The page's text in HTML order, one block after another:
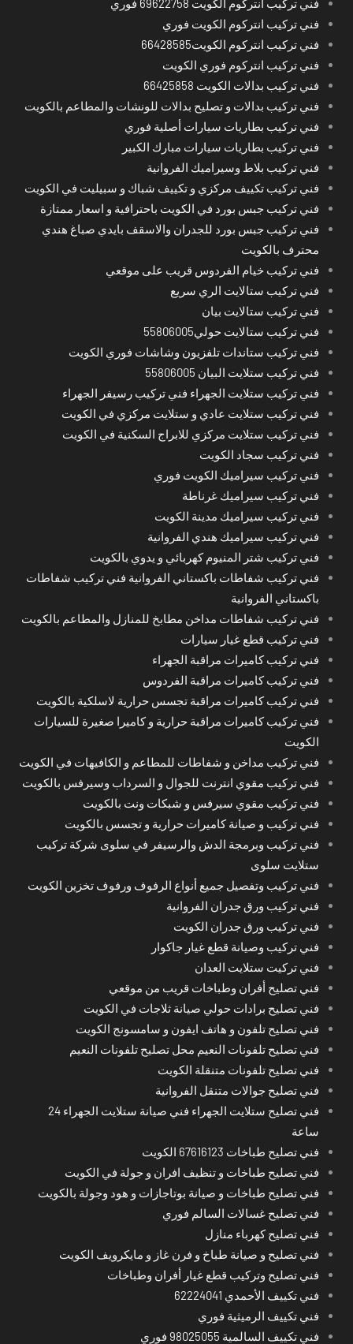
فني تركيب انتركوم الكويت 69622758 فوري
فني تركيب انتركوم الكويت فوري
فني تركيب انتركوم الكويت66428585
فني تركيب انتركوم فوري الكويت
فني تركيب بدالات الكويت 66425858
فني تركيب بدالات و تصليح بدالات للونشات والمطاعم بالكويت
فني تركيب بطاريات سيارات أصلية فوري
فني تركيب بطاريات سيارات مبارك الكبير
فني تركيب بلاط وسيراميك الفروانية
فني تركيب تكييف مركزي و تكييف شباك و سبيليت في الكويت
فني تركيب جبس بورد في الكويت باحترافية و اسعار ممتازة
فني تركيب جبس بورد للجدران والاسقف بايدي صباغ هندي
محترف بالكويت
فني تركيب خيام الفردوس قريب على موقعي
فني تركيب ستالايت الري سريع
فني تركيب ستالايت بيان
فني تركيب ستالايت حولي55806005
فني تركيب ستاندات تلفزيون وشاشات فوري الكويت
فني تركيب ستلايت البيان 55806005
فني تركيب ستلايت الجهراء فني تركيب رسيفر الجهراء
فني تركيب ستلايت عادي و ستلايت مركزي في الكويت
فني تركيب ستلايت مركزي للابراج السكنية في الكويت
فني تركيب سجاد الكويت
فني تركيب سيراميك الكويت فوري
فني تركيب سيراميك غرناطة
فني تركيب سيراميك مدينة الكويت
فني تركيب سيراميك هندي الفروانية
فني تركيب شتر المنيوم كهربائي و يدوي بالكويت
فني تركيب شفاطات باكستاني الفروانية فني تركيب شفاطات
باكستاني الفروانية
فني تركيب شفاطات مداخن مطابخ للمنازل والمطاعم بالكويت
فني تركيب قطع غيار سيارات
فني تركيب كاميرات مراقبة الجهراء
فني تركيب كاميرات مراقبة الفردوس
فني تركيب كاميرات مراقبة تجسس حرارية لاسلكية بالكويت
فني تركيب كاميرات مراقبة حرارية و كاميرا صغيرة للسيارات
الكويت
فني تركيب مداخن و شفاطات للمطاعم و الكافيهات في الكويت
فني تركيب مقوي انترنت للجوال و السرداب وسيرفس بالكويت
فني تركيب مقوي سيرفس و شبكات ونت بالكويت
فني تركيب و صيانة كاميرات حرارية و تجسس بالكويت
فني تركيب وبرمجة الدش والرسيفر في سلوى شركة تركيب
ستلايت سلوى
فني تركيب وتفصيل جميع أنواع الرفوف ورفوف تخزين الكويت
فني تركيب ورق جدران الفروانية
فني تركيب ورق جدران الكويت
فني تركيب وصيانة قطع غيار جاكوار
فني تركيت ستلايت العدان
فني تصليح أفران وطباخات قريب من موقعي
فني تصليح برادات حولي صيانة ثلاجات في الكويت
فني تصليح تلفون و هاتف ايفون و سامسونج الكويت
فني تصليح تلفونات النعيم محل تصليح تلفونات النعيم
فني تصليح تلفونات متنقلة الكويت
فني تصليح جوالات متنقل الفروانية
فني تصليح ستلايت الجهراء فني صيانة ستلايت الجهراء 24
ساعة
فني تصليح طباخات 67616123 الكويت
فني تصليح طباخات و تنظيف افران و جولة في الكويت
فني تصليح طباخات و صيانة بوتاجازات و هود وجولة بالكويت
فني تصليح غسالات السالم فوري
فني تصليح كهرباء منازل
فني تصليح و صيانة طباخ و فرن غاز و مايكرويف الكويت
فني تصليح وتركيب قطع غيار أفران وطباخات
فني تكييف الأحمدي 62224041
فني تكييف الرميثية فوري
فني تكييف السالمية 98025055 فوري